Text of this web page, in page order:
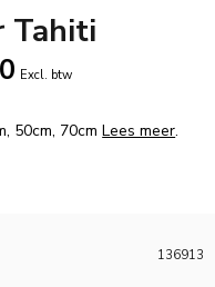
Tahiti
Excl. btw
50cm, 70cmLees meer.
136913